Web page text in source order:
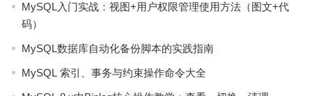
MySQL入门实战：视图+用户权限管理使用方法（图文+代
码）
MySQL数据库自动化备份脚本的实践指南
MySQL 索引、事务与约束操作命令大全